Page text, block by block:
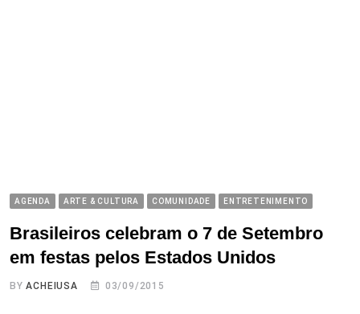
AGENDA ARTE & CULTURA COMUNIDADE ENTRETENIMENTO
Brasileiros celebram o 7 de Setembro
em festas pelos Estados Unidos
BYACHEIUSA 03/09/2015